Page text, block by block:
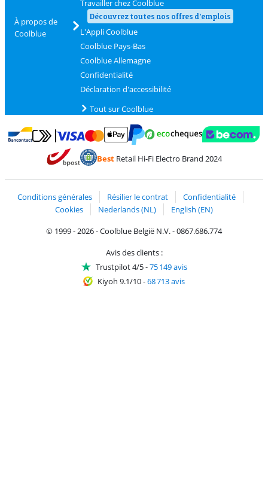
À propos de
Coolblue
Travailler chez Coolblue
Découvrez toutes nos offres d'emplois
L'Appli Coolblue
Coolblue Pays-Bas
Coolblue Allemagne
Confidentialité
Déclaration d'accessibilité
Tout sur Coolblue
Payer avec Bancontact
Payer avec MasterCard et Visa via ClickToPay
Payer avec PayPal
BestRetail Hi-Fi Electro Brand 2024
Conditions générales Résilier le contrat
Confidentialité
Cookies
Nederlands (NL)
English (EN)
© 1999 - 2026 - Coolblue België N.V. - 0867.686.774
Avis des clients :
Trustpilot 4/5-75 149 avis
Kiyoh 9.1/10-68 713 avis